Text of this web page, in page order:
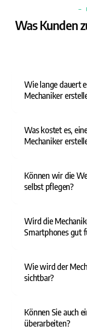
—
Was Kunden
Wie lange dauert
Mechaniker
Was kostet es,
Mechaniker
Können wir die
selbst pflegen?
Wird die
Smartphones gut
Wie wird der
sichtbar?
Können Sie auch
überarbeiten?